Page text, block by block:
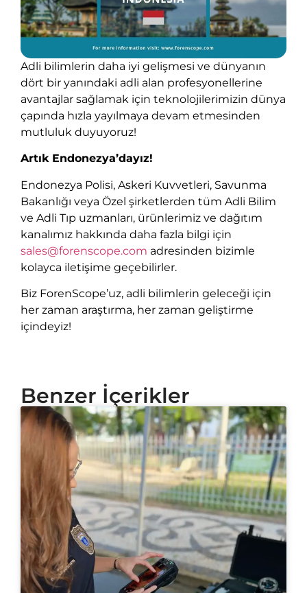
Adli bilimlerin daha iyi gelişmesi ve dünyanın
dört bir yanındaki adli alan profesyonellerine
avantajlar sağlamak için teknolojilerimizin dünya
çapında hızla yayılmaya devam etmesinden
mutluluk duyuyoruz!
Artık Endonezya’dayız!
Endonezya Polisi, Askeri Kuvvetleri, Savunma
Bakanlığı veya Özel şirketlerden tüm Adli Bilim
ve Adli Tıp uzmanları, ürünlerimiz ve dağıtım
kanalımız hakkında daha fazla bilgi için
sales@forenscope.com adresinden bizimle
kolayca iletişime geçebilirler.
Biz ForenScope’uz, adli bilimlerin geleceği için
her zaman araştırma, her zaman geliştirme
içindeyiz!
Benzer İçerikler